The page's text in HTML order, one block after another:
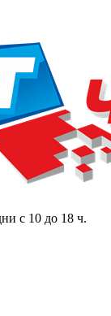
с 10 до 18 ч.